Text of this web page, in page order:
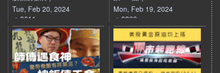
Tue, Feb 20, 2024
3611
Mon, Feb 19, 2024
3866